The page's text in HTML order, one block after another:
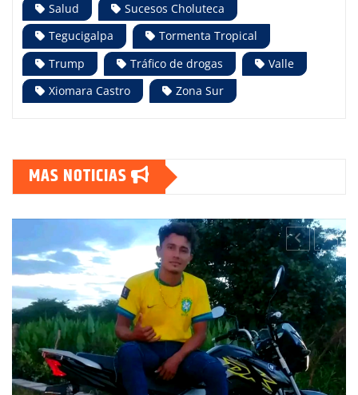
Salud
Sucesos Choluteca
Tegucigalpa
Tormenta Tropical
Trump
Tráfico de drogas
Valle
Xiomara Castro
Zona Sur
MAS NOTICIAS